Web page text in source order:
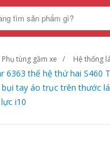
Phụ tùng gầm xe Hệ thống
6363 thế hệ thứ hai S460
tay áo trục trên thước
i10